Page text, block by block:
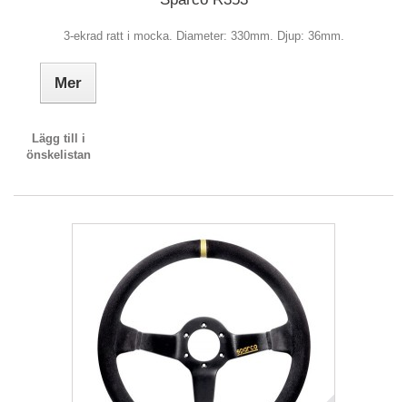
3-ekrad ratt i mocka. Diameter: 330mm. Djup: 36mm.
Mer
Lägg till i
önskelistan